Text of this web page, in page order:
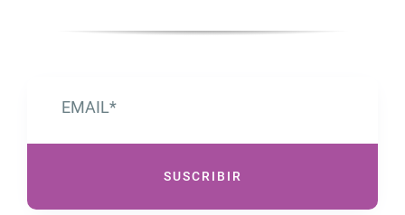
SUSCRIBIR